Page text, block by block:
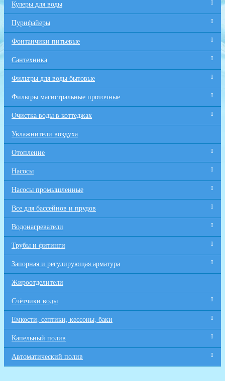
Кулеры для воды
Пурифайеры
Фонтанчики питьевые
Сантехника
Фильтры для воды бытовые
Фильтры магистральные проточные
Очистка воды в коттеджах
Увлажнители воздуха
Отопление
Насосы
Насосы промышленные
Все для бaссейнов и прудов
Водонагреватели
Трубы и фитинги
Запорная и регулирующая арматура
Жироотделители
Счётчики воды
Емкости, септики, кессоны, баки
Капельный полив
Автоматический полив